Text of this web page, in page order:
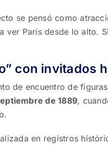
se pensó como
ver París desde lo alto.
con invitados
de encuentro de
de 1889,
en registros